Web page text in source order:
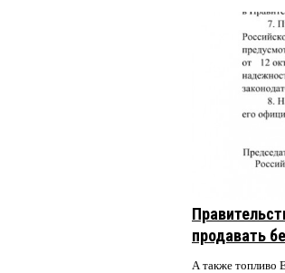
продавать
А также топливо